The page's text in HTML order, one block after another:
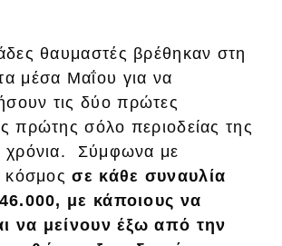
θαυμαστές βρέθηκαν στη
μέσα Μαΐου για να
τις δύο πρώτες
πρώτης σόλο περιοδείας της
χρόνια. Σύμφωνα με
κόσμος σε κάθε συναυλία
με κάποιους να
να μείνουν έξω από την